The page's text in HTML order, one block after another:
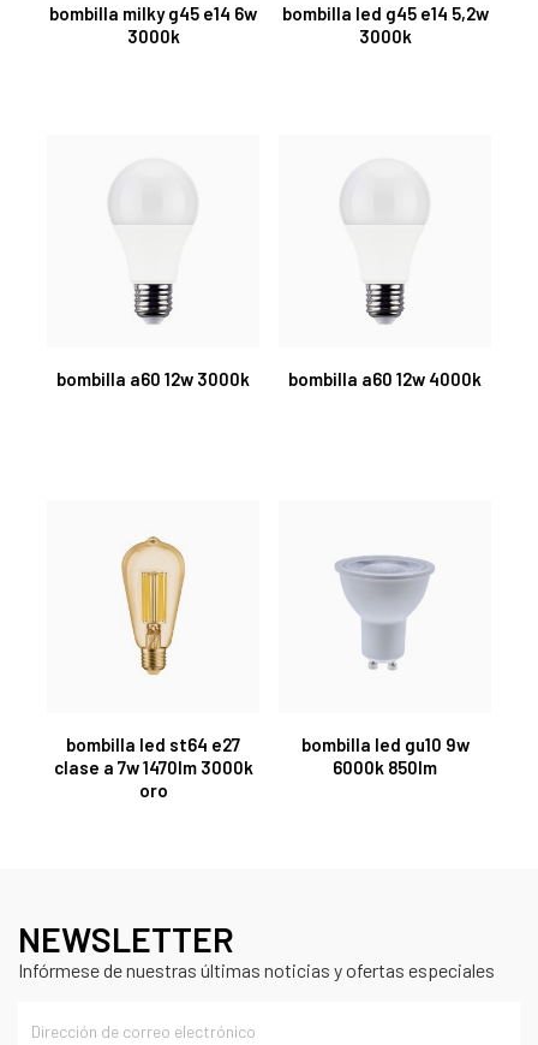
bombilla milky g45 e14 6w
3000k
bombilla led g45 e14 5,2w
3000k
bombilla a60 12w 3000k bombilla a60 12w 4000k
bombilla led st64 e27
clase a 7w 1470lm 3000k
oro
bombilla led gu10 9w
6000k 850lm
NEWSLETTER
Infórmese de nuestras últimas noticias y ofertas especiales